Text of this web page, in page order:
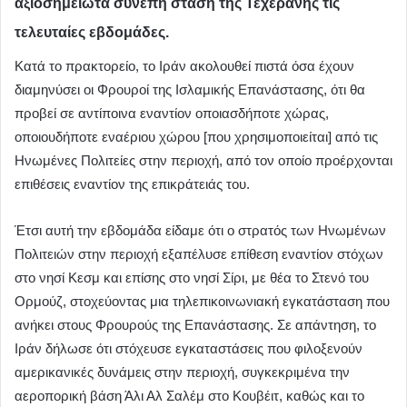
τελευταίες εβδομάδες.
Κατά το πρακτορείο, το Ιράν ακολουθεί πιστά όσα έχουν
διαμηνύσει οι Φρουροί της Ισλαμικής Επανάστασης, ότι θα
προβεί σε αντίποινα εναντίον οποιασδήποτε χώρας,
οποιουδήποτε εναέριου χώρου [που χρησιμοποιείται] από τις
Ηνωμένες Πολιτείες στην περιοχή, από τον οποίο προέρχονται
επιθέσεις εναντίον της επικράτειάς του.
Έτσι αυτή την εβδομάδα είδαμε ότι ο στρατός των Ηνωμένων
Πολιτειών στην περιοχή εξαπέλυσε επίθεση εναντίον στόχων
στο νησί Κεσμ και επίσης στο νησί Σίρι, με θέα το Στενό του
Ορμούζ, στοχεύοντας μια τηλεπικοινωνιακή εγκατάσταση που
ανήκει στους Φρουρούς της Επανάστασης. Σε απάντηση, το
Ιράν δήλωσε ότι στόχευσε εγκαταστάσεις που φιλοξενούν
αμερικανικές δυνάμεις στην περιοχή, συγκεκριμένα την
αεροπορική βάση Άλι Αλ Σαλέμ στο Κουβέιτ, καθώς και το